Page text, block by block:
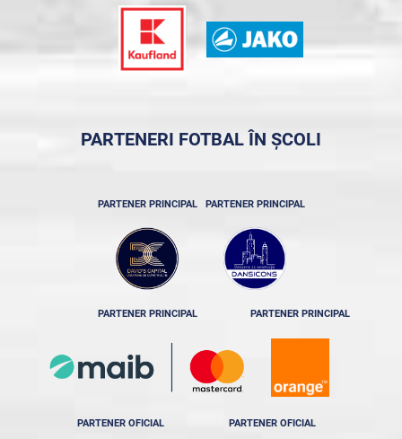
PARTENERI FOTBAL ÎN ȘCOLI
PARTENER PRINCIPAL PARTENER PRINCIPAL
PARTENER PRINCIPAL PARTENER PRINCIPAL
PARTENER OFICIAL PARTENER OFICIAL